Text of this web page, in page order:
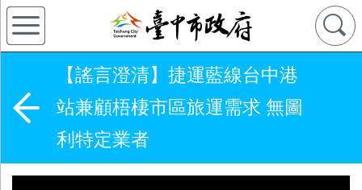
【謠言澄清】捷運藍線台中港
站兼顧梧棲市區旅運需求 無圖
利特定業者